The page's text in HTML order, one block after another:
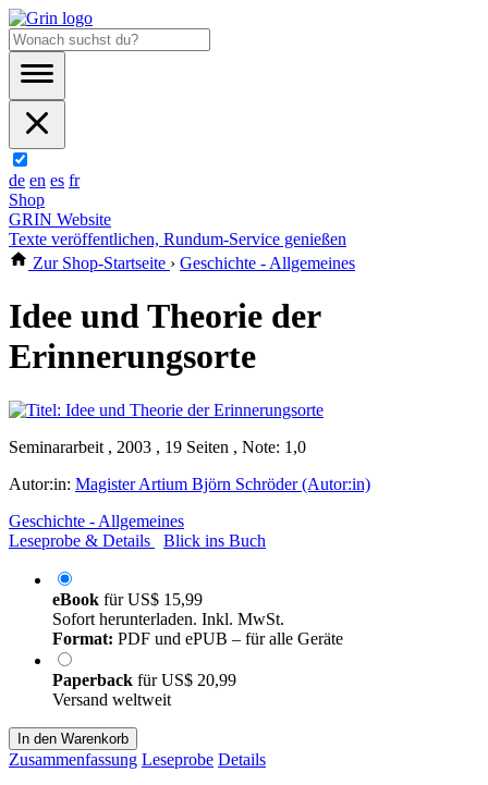
de en es fr
Shop
GRIN Website
Texte veröffentlichen, Rundum-Service genießen
Zur Shop-Startseite › Geschichte - Allgemeines
Idee und Theorie der
Erinnerungsorte
Seminararbeit , 2003 , 19 Seiten , Note: 1,0
Autor:in: Magister Artium Björn Schröder (Autor:in)
Geschichte - Allgemeines
Leseprobe & Details
Blick ins Buch
eBook fürUS$ 15,99
Sofort herunterladen. Inkl. MwSt.
Format: PDF und ePUB – für alle Geräte
Paperback fürUS$ 20,99
Versand weltweit
In den Warenkorb
Zusammenfassung Leseprobe Details